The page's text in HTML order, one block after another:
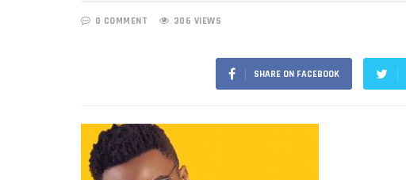
0 COMMENT 306 VIEWS
SHARE ON FACEBOOK